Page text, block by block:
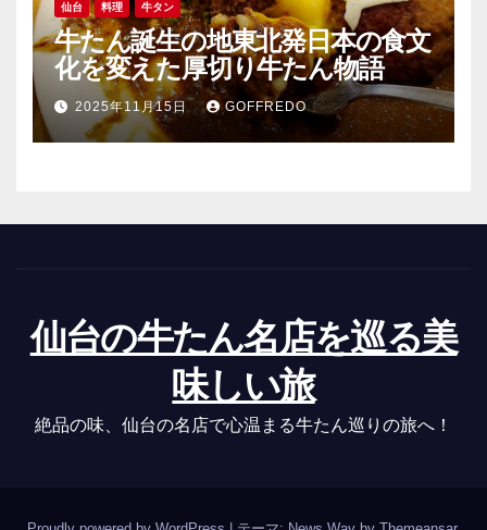
仙台 料理 牛タン
牛たん誕生の地東北発日本の食文
化を変えた厚切り牛たん物語
2025年11月15日 GOFFREDO
仙台の牛たん名店を巡る美
味しい旅
絶品の味、仙台の名店で心温まる牛たん巡りの旅へ！